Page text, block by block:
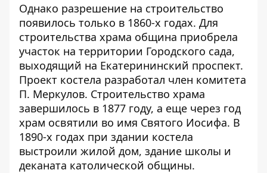
Однако разрешение на строительство
появилось только в 1860-х годах. Для
строительства храма община приобрела
участок на территории Городского сада,
выходящий на Екатерининский проспект.
Проект костела разработал член комитета
П. Меркулов. Строительство храма
завершилось в 1877 году, а еще через год
храм освятили во имя Святого Иосифа. В
1890-х годах при здании костела
выстроили жилой дом, здание школы и
деканата католической общины.